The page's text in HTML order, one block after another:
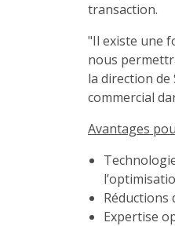
transaction.
"Il existe une
nous
la direction
commercial
Avantages
Réductions
Expertise